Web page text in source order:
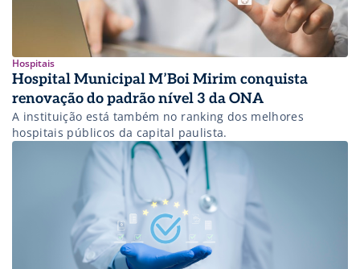
Hospitais
Hospital Municipal M’Boi Mirim conquista
renovação do padrão nível 3 da ONA
A instituição está também no ranking dos melhores
hospitais públicos da capital paulista.